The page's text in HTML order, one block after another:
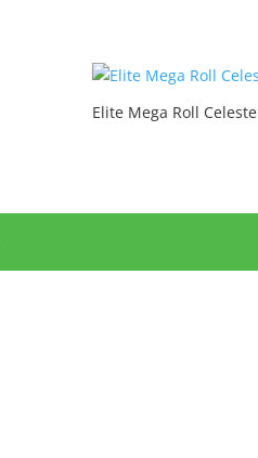
Elite Mega Roll Celeste